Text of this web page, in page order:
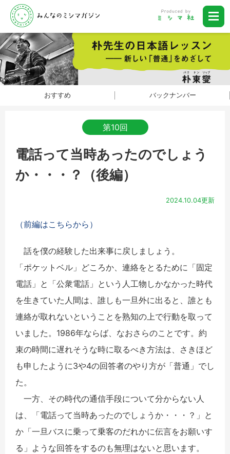
おすすめ バックナンバー
第10回
電話って当時あったのでしょう
か・・・？（後編）
2024.10.04更新
（前編はこちらから）
話を僕の経験した出来事に戻しましょう。
「ポケットベル」どころか、連絡をとるために「固定
電話」と「公衆電話」という人工物しかなかった時代
を生きていた人間は、誰しも一旦外に出ると、誰とも
連絡が取れないということを熟知の上で行動を取って
いました。1986年ならば、なおさらのことです。約
束の時間に遅れそうな時に取るべき方法は、さきほど
も申したように3や4の回答者のやり方が「普通」でし
た。
一方、その時代の通信手段について分からない人
は、「電話って当時あったのでしょうか・・・？」と
か「一旦バスに乗って乗客のだれかに伝言をお願いす
る」ような回答をするのも無理はないと思います。